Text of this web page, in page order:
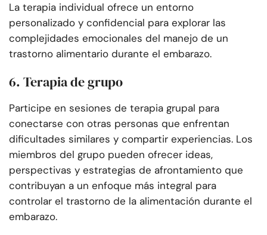
La terapia individual ofrece un entorno
personalizado y confidencial para explorar las
complejidades emocionales del manejo de un
trastorno alimentario durante el embarazo.
6. Terapia de grupo
Participe en sesiones de terapia grupal para
conectarse con otras personas que enfrentan
dificultades similares y compartir experiencias. Los
miembros del grupo pueden ofrecer ideas,
perspectivas y estrategias de afrontamiento que
contribuyan a un enfoque más integral para
controlar el trastorno de la alimentación durante el
embarazo.